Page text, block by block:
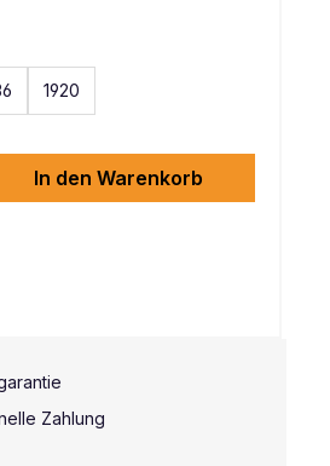
1920
In den Warenkorb
Zahlung